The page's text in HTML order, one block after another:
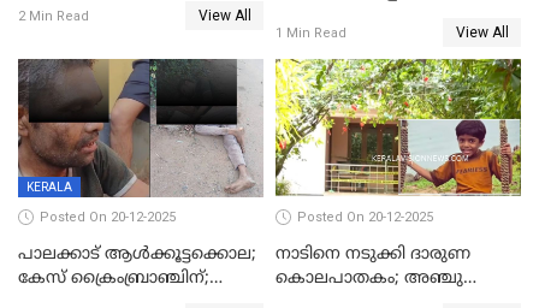
ഊർജ്ജിതമാക്കിമാക്കി
2 Min Read View All
മുഖ്യാതിഥിയായി
മോഹൻലാൽ
1 Min Read View All
KERALA
Posted On 20-12-2025
പാലക്കാട് ആൾക്കൂട്ടക്കൊല;
കേസ് ക്രൈംബ്രാഞ്ചിന്;
Posted On 20-12-2025
നാടിനെ നടുക്കി ദാരുണ
കൊലപാതകം; അഞ്ചു